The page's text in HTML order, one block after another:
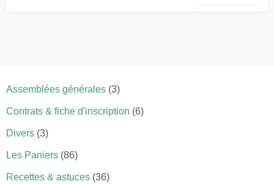
Assemblées générales (3)
Contrats & fiche d'inscription (6)
Divers (3)
Les Paniers (86)
Recettes & astuces (36)